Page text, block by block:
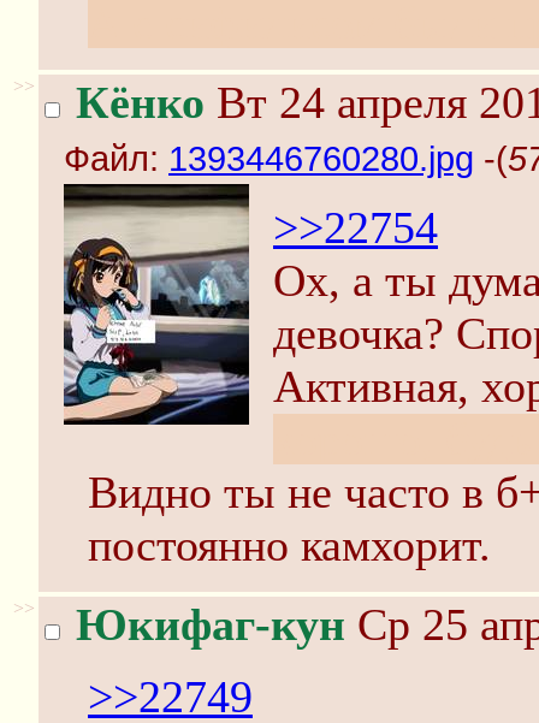
>> Кёнко Вт 24 апреля
Файл: 1393446760280.jpg -(
>>22754
Ох, а ты
девочка?
Активная,
Видно ты не часто в
постоянно камхорит.
>> Юкифаг-кун Ср 25
>>22749